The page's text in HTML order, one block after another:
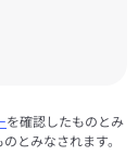
を確認したものとみ
とみなされます。